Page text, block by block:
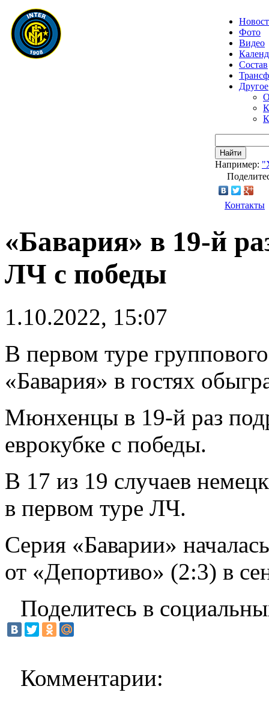
Фото
Видео
Состав
Другое
Найти
Например:
Контакты
«Бавария» в 19-й
ЛЧ с победы
1.10.2022, 15:07
В первом туре
«Бавария» в гостях
Мюнхенцы в 19-й раз
еврокубке с победы.
В 17 из 19 случаев
в первом туре ЛЧ.
Серия «Баварии»
от «Депортиво» (2:3) в
Поделитесь в
Комментарии: